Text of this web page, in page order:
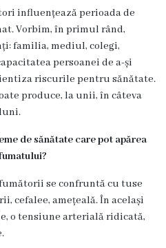
influențează perioada de
Vorbim, în primul rând,
familia, mediul, colegi,
persoanei de a-și
riscurile pentru sănătate.
produce, la unii, în câteva
de sănătate care pot apărea
se confruntă cu tuse
cefalee, amețeală. În același
o tensiune arterială ridicată,